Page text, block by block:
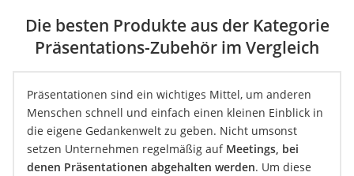
Die besten Produkte aus der Kategorie
Präsentations-Zubehör im Vergleich
Präsentationen sind ein wichtiges Mittel, um anderen
Menschen schnell und einfach einen kleinen Einblick in
die eigene Gedankenwelt zu geben. Nicht umsonst
setzen Unternehmen regelmäßig auf Meetings, bei
denen Präsentationen abgehalten werden. Um diese